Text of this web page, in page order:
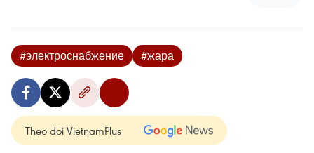
#электроснабжение #жара
Theo dõi VietnamPlus